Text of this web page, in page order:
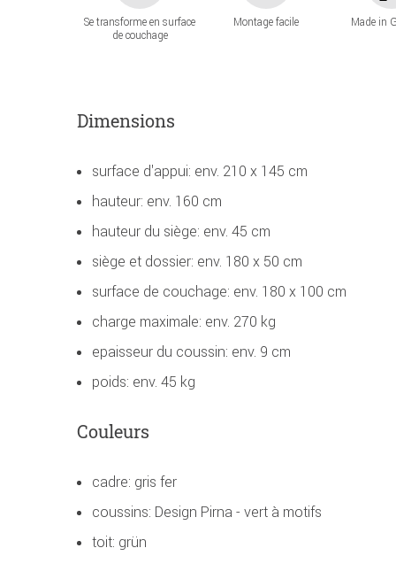
Se transforme en surface
de couchage
Montage facile Made in
Dimensions
surface d'appui: env. 210 x 145 cm
hauteur: env. 160 cm
hauteur du siège: env. 45 cm
siège et dossier: env. 180 x 50 cm
surface de couchage: env. 180 x 100 cm
charge maximale: env. 270 kg
epaisseur du coussin: env. 9 cm
poids: env. 45 kg
Couleurs
cadre: gris fer
coussins: Design Pirna - vert à motifs
toit: grün